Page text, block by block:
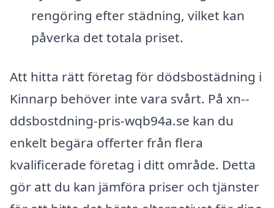
rengöring efter städning, vilket kan
påverka det totala priset.
Att hitta rätt företag för dödsbostädning i
Kinnarp behöver inte vara svårt. På xn--
ddsbostdning-pris-wqb94a.se kan du
enkelt begära offerter från flera
kvalificerade företag i ditt område. Detta
gör att du kan jämföra priser och tjänster